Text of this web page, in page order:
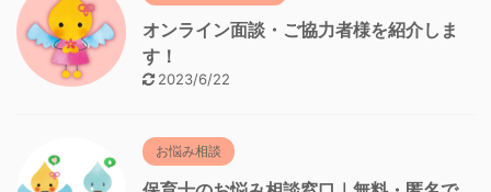
オンライン面談・ご協力者様を紹介しま
す！
2023/6/22
お悩み相談